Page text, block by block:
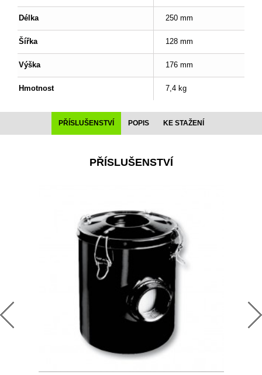
Délka 250 mm
Šířka 128 mm
Výška 176 mm
Hmotnost 7,4 kg
PŘÍSLUŠENSTVÍ POPIS KE STAŽENÍ
PŘÍSLUŠENSTVÍ